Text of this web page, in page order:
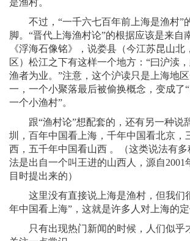
不过，“一千六七百年前上海是渔村”
脚。“晋代上海渔村论”的根据应该是来自
《浮海石像铭》，说娄县（今江苏昆山
区）松江之下有这样一个地方：“曰沪渎
渔者为业。”注意，这个沪读只是上海地
一，一个小聚落最后被偷换概念，变成了
一个小渔村”。
跟“渔村论”想配套的，还有另一种说
圳，百年中国看上海，千年中国看北京，
西，五千年中国看山西 。（这类说法有
法是出自一个叫王进的山西人，源自2001
目时提出来的）
这里没有直接说上海是渔村，但我们
年中国看上海”，这就是许多人对上海的定
只有出现热门新闻的时候，人们似乎